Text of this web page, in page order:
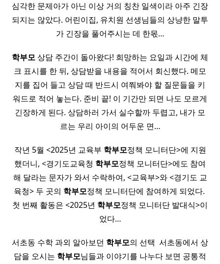
심각한 문제아가 아닌 이상 거의 칭찬 일색이라 아주 긴장
되지는 않았다. 어린이집, 유치원 선생님들의 상냥한 말투
가 긴장을 풀어주시는 데 한몫…
학부모상담 주간이 돌아왔다! 희망하는 요일과 시간에 체
크 표시를 한 뒤, 상담받을 내용을 적어서 회신했다. 메모
지를 집어 들고 상담 때 반드시 여쭤봐야 할 질문들을 키
워드로 적어 놓는다. 준비 끝! 이 기간만 되면 나도 모르게
긴장하게 된다. 상담하러 가서 실수할까 두렵고, 내가 모
르는 우리 아이의 어두운 면…
작년 5월 <2025년 교육부 학부모정책 모니터단>에 지원
했더니, <경기도교육청 학부모정책 모니터단>에도 참여
해 달라는 문자가 와서 수락하여, <교육부>와 <경기도 교
육청> 두 곳의 학부모정책 모니터단에 참여하게 되었다. ​
첫 번째 활동은 <2025년 학부모정책 모니터단 발대식>이
었다…
서초동 수학 과외 알아보던 학부모의 선택 ​ 서초동에서 상
담을 오시는 학부모님들과 이야기를 나누다 보면 공통적